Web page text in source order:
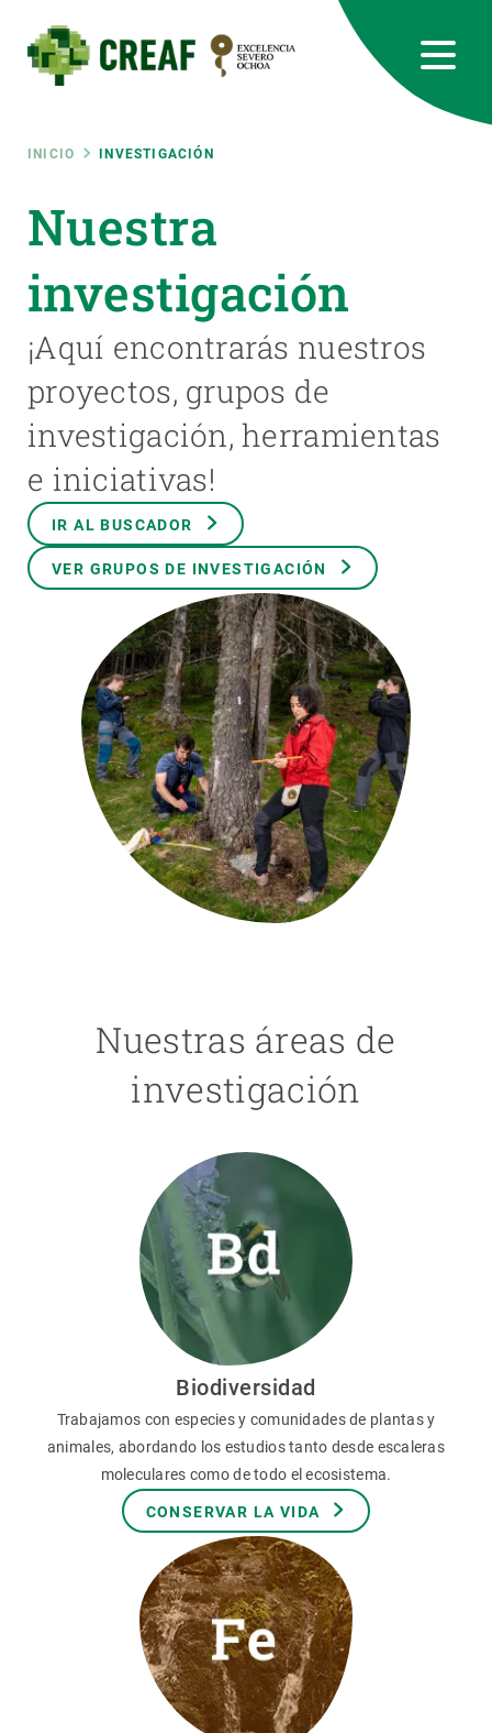
contenido
principal
Ruta
de
navegación
INICIO INVESTIGACIÓN
Nuestra
investigación
¡Aquí encontrarás nuestros
proyectos, grupos de
investigación, herramientas
e iniciativas!
IR AL BUSCADOR
VER GRUPOS DE INVESTIGACIÓN
Nuestras áreas de
investigación
Biodiversidad
Trabajamos con especies y comunidades de plantas y
animales, abordando los estudios tanto desde escaleras
moleculares como de todo el ecosistema.
CONSERVAR LA VIDA
RRSS
Featured
responsive
INTRANET
Responsive
menu
SOBRE NOSOTROS
INVESTIGACIÓN
CIENCIA EN ACCIÓN
ÚNETE A NOSOTROS
PARTICIPA
NOTICIAS Y AGENDA